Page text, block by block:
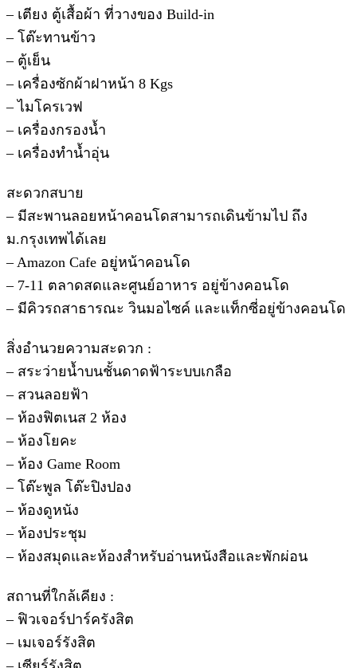
– เตียง ตู้เสื้อผ้า ที่วางของ Build-in
– โต๊ะทานข้าว
– ตู้เย็น
– เครื่องซักผ้าฝาหน้า 8 Kgs
– ไมโครเวฟ
– เครื่องกรองน้ำ
– เครื่องทำน้ำอุ่น
สะดวกสบาย
– มีสะพานลอยหน้าคอนโดสามารถเดินข้ามไป ถึง
ม.กรุงเทพได้เลย
– Amazon Cafe อยู่หน้าคอนโด
– 7-11 ตลาดสดและศูนย์อาหาร อยู่ข้างคอนโด
– มีคิวรถสาธารณะ วินมอไซค์ และแท็กซี่อยู่ข้างคอนโด
สิ่งอำนวยความสะดวก :
– สระว่ายน้ำบนชั้นดาดฟ้าระบบเกลือ
– สวนลอยฟ้า
– ห้องฟิตเนส 2 ห้อง
– ห้องโยคะ
– ห้อง Game Room
– โต๊ะพูล โต๊ะปิงปอง
– ห้องดูหนัง
– ห้องประชุม
– ห้องสมุดและห้องสำหรับอ่านหนังสือและพักผ่อน
สถานที่ใกล้เคียง :
– ฟิวเจอร์ปาร์ครังสิต
– เมเจอร์รังสิต